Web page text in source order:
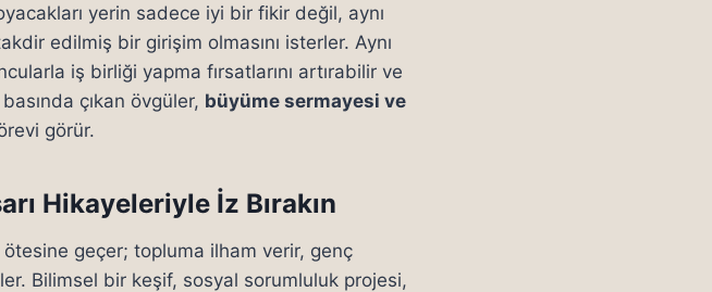
yerin sadece iyi bir fikir değil, aynı
edilmiş bir girişim olmasını isterler. Aynı
iş birliği yapma fırsatlarını artırabilir ve
çıkan övgüler, büyüme sermayesi ve
görür.
Hikayeleriyle İz Bırakın
ötesine geçer; topluma ilham verir, genç
Bilimsel bir keşif, sosyal sorumluluk projesi,